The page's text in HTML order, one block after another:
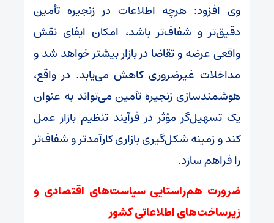
وی افزود: هرچه اطلاعات در زنجیره تأمین
دقیق‌تر و شفاف‌تر باشد، امکان ایفای نقش
واقعی عرضه و تقاضا در بازار بیشتر خواهد شد و
مداخلات غیرضروری کاهش می‌یابد. در واقع،
هوشمندسازی زنجیره تأمین می‌تواند به عنوان
یک تسهیل‌گر مؤثر در فرآیند تنظیم بازار عمل
کند و زمینه شکل‌گیری بازاری کارآمدتر و شفاف‌تر
را فراهم سازد.
ضرورت هم‌راستایی سیاست‌های اقتصادی و
زیرساخت‌های اطلاعاتی کشور